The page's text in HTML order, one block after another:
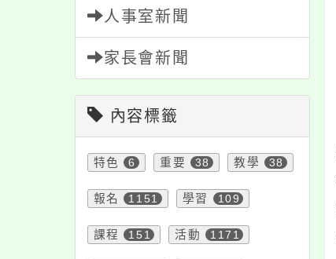
人事室新聞
家長會新聞
內容標籤
特色 6 重要 38 教學 38
報名 1151 學習 109
課程 151 活動 1171